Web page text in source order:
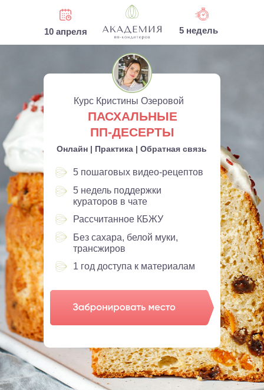
Онлайн | Практика | Обратная связь
Курс Кристины Озеровой
5 пошаговых видео-рецептов
5 недель поддержки
кураторов в чате
Без сахара, белой муки,
трансжиров
1 год доступа к материалам
Рассчитанное КБЖУ
ПАСХАЛЬНЫЕ
ПП-ДЕСЕРТЫ
10 апреля 5 недель